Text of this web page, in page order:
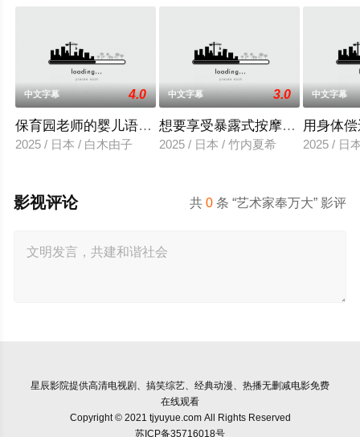
中文字幕 4.0
保育园老师的婴儿语让人超兴奋
2025 / 日本 / 白木由子
中文字幕 3.0
想要享受暴露式按摩的已婚女子
2025 / 日本 / 竹内夏希
中文字幕
用身体
2025 / 日
共0 条 “艺术家奉万大” 影评
影视评论
星辰影院提供高清电视剧、搞笑综艺、经典动漫、热播无删减电影免费
在线观看
Copyright © 2021 tjyuyue.com All Rights Reserved
苏ICP备35716018号